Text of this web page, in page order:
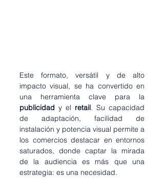
Este formato, versátil y de alto
impacto visual, se ha convertido en
publicidad y el retail. Su capacidad
de adaptación, facilidad de
instalación y potencia visual permite a
los comercios destacar en entornos
saturados, donde captar la mirada
de la audiencia es más que una
estrategia: es una necesidad.